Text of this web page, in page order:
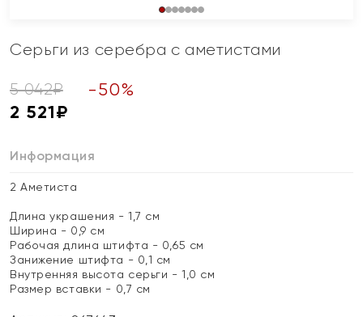
Серьги из серебра с аметистами
5 042₽ -50%
2 521₽
Информация
2 Аметиста
Длина украшения - 1,7 см
Ширина - 0,9 см
Рабочая длина штифта - 0,65 см
Занижение штифта - 0,1 см
Внутренняя высота серьги - 1,0 см
Размер вставки - 0,7 см